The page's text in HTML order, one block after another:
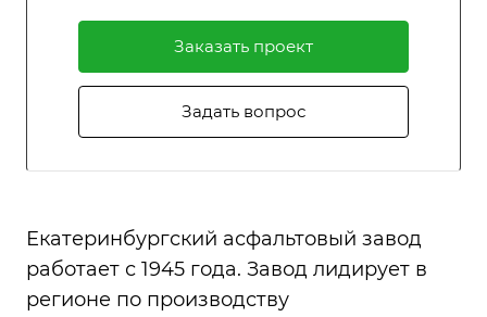
Заказать проект
Задать вопрос
Екатеринбургский асфальтовый завод
работает с 1945 года. Завод лидирует в
регионе по производству